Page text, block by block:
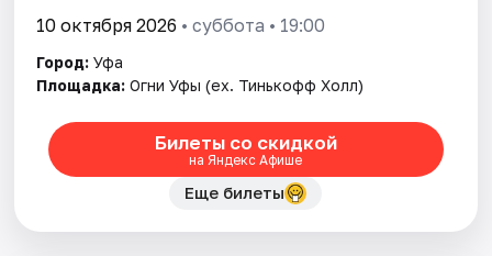
Рейтинги
10 октября 2026 • суббота • 19:00
Город: Уфа
Площадка: Огни Уфы (ex. Тинькофф Холл)
Билеты со скидкой
на Яндекс Афише
Еще билеты